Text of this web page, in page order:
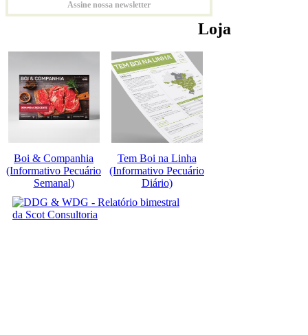
Assine nossa newsletter
Loja
Boi & Companhia
(Informativo Pecuário
Semanal)
Tem Boi na Linha
(Informativo Pecuário
Diário)